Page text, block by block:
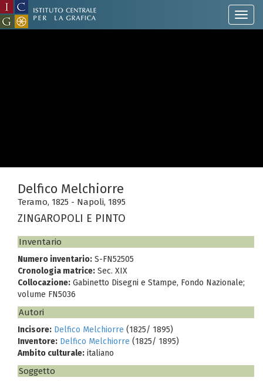
Delfico Melchiorre
Teramo, 1825 - Napoli, 1895
ZINGAROPOLI E PINTO
Inventario
Numero inventario: S-FN52505
Cronologia matrice: Sec. XIX
Collocazione: Gabinetto Disegni e Stampe, Fondo Nazionale;
volume FN5036
Autori
Incisore: Delfico Melchiorre (1825/ 1895)
Inventore: Delfico Melchiorre (1825/ 1895)
Ambito culturale: italiano
Soggetto